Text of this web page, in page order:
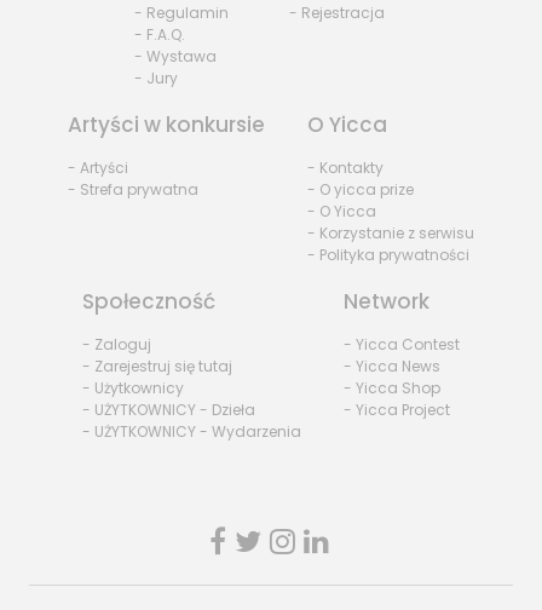
- Regulamin
- F.A.Q.
- Wystawa
- Jury
- Rejestracja
Artyści w konkursie
- Artyści
- Strefa prywatna
O Yicca
- Kontakty
- O yicca prize
- O Yicca
- Korzystanie z serwisu
- Polityka prywatności
Społeczność
- Zaloguj
- Zarejestruj się tutaj
- Użytkownicy
- UŻYTKOWNICY - Dzieła
- UŻYTKOWNICY - Wydarzenia
Network
- Yicca Contest
- Yicca News
- Yicca Shop
- Yicca Project